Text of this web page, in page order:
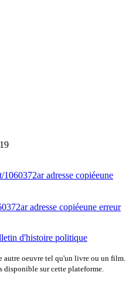
1060372aradresse copiéeune
adresse copiéeune erreur
d'histoire politique
autre oeuvre tel qu'un livre ou un film.
sur cette plateforme.